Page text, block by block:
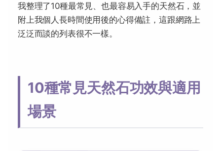
我整理了10種最常見、也最容易入手的天然石，並
附上我個人長時間使用後的心得備註，這跟網路上
泛泛而談的列表很不一樣。
10種常見天然石功效與適用
場景